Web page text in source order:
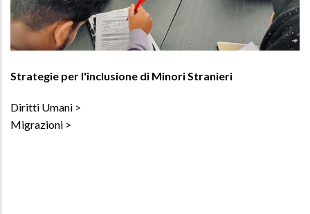
Strategie per l'inclusione di Minori Stranieri
Diritti Umani
Migrazioni